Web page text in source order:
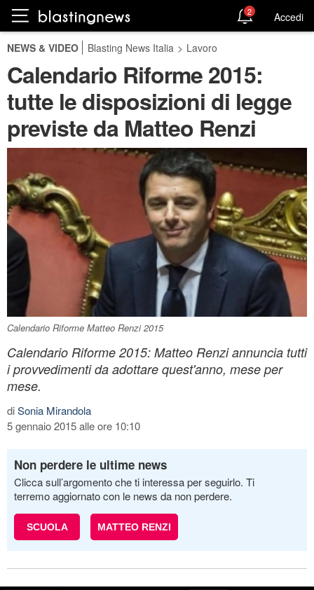
2 Accedi
NEWS & VIDEO Blasting News Italia > Lavoro
Calendario Riforme 2015:
tutte le disposizioni di legge
previste da Matteo Renzi
Calendario Riforme Matteo Renzi 2015
Calendario Riforme 2015: Matteo Renzi annuncia tutti
i provvedimenti da adottare quest'anno, mese per
mese.
diSonia Mirandola
5 gennaio 2015 alle ore 10:10
Non perdere le ultime news
Clicca sull’argomento che ti interessa per seguirlo. Ti
terremo aggiornato con le news da non perdere.
SCUOLA MATTEO RENZI